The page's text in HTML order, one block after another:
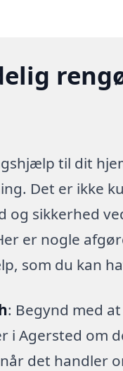
til dit
Det er ikke
og sikkerhed
er nogle
som du kan
: Begynd med
i Agersted om
det handler